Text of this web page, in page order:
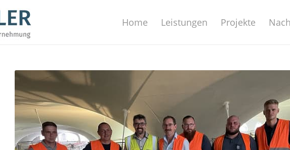
Home Leistungen Projekte